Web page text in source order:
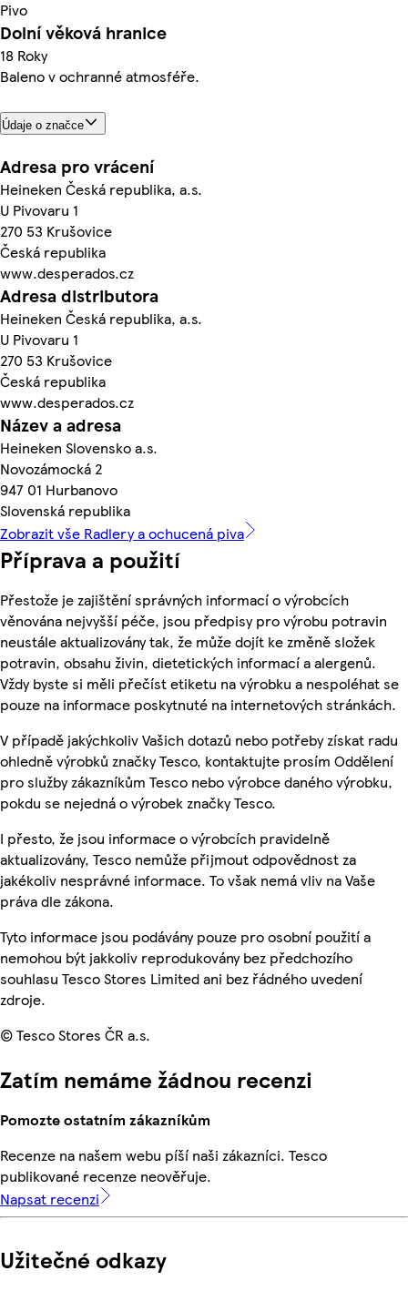
Pivo
Dolní věková hranice
18 Roky
Baleno v ochranné atmosféře.
Údaje o značce
Adresa pro vrácení
Heineken Česká republika, a.s.
U Pivovaru 1
270 53 Krušovice
Česká republika
www.desperados.cz
Adresa distributora
Heineken Česká republika, a.s.
U Pivovaru 1
270 53 Krušovice
Česká republika
www.desperados.cz
Název a adresa
Heineken Slovensko a.s.
Novozámocká 2
947 01 Hurbanovo
Slovenská republika
Zobrazit vše Radlery a ochucená piva
Příprava a použití
Přestože je zajištění správných informací o výrobcích
věnována nejvyšší péče, jsou předpisy pro výrobu potravin
neustále aktualizovány tak, že může dojít ke změně složek
potravin, obsahu živin, dietetických informací a alergenů.
Vždy byste si měli přečíst etiketu na výrobku a nespoléhat se
pouze na informace poskytnuté na internetových stránkách.
V případě jakýchkoliv Vašich dotazů nebo potřeby získat radu
ohledně výrobků značky Tesco, kontaktujte prosím Oddělení
pro služby zákazníkům Tesco nebo výrobce daného výrobku,
pokdu se nejedná o výrobek značky Tesco.
I přesto, že jsou informace o výrobcích pravidelně
aktualizovány, Tesco nemůže přijmout odpovědnost za
jakékoliv nesprávné informace. To však nemá vliv na Vaše
práva dle zákona.
Tyto informace jsou podávány pouze pro osobní použití a
nemohou být jakkoliv reprodukovány bez předchozího
souhlasu Tesco Stores Limited ani bez řádného uvedení
zdroje.
© Tesco Stores ČR a.s.
Zatím nemáme žádnou recenzi
Pomozte ostatním zákazníkům
Recenze na našem webu píší naši zákazníci. Tesco
publikované recenze neověřuje.
Napsat recenzi
Užitečné odkazy